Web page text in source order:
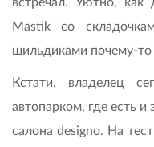
Mastik со
шильдиками почему-то
Кстати, владелец
автопарком, где есть и
салона designo. На